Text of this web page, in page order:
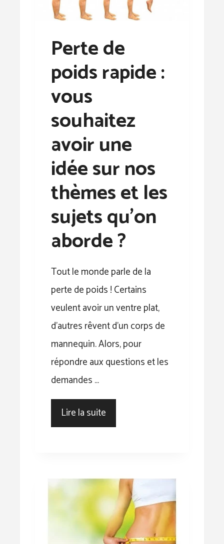
Perte de
poids rapide :
vous
souhaitez
avoir une
idée sur nos
thèmes et les
sujets qu’on
aborde ?
Tout le monde parle de la
perte de poids ! Certains
veulent avoir un ventre plat,
d’autres rêvent d’un corps de
mannequin. Alors, pour
répondre aux questions et les
demandes …
Lire la suite